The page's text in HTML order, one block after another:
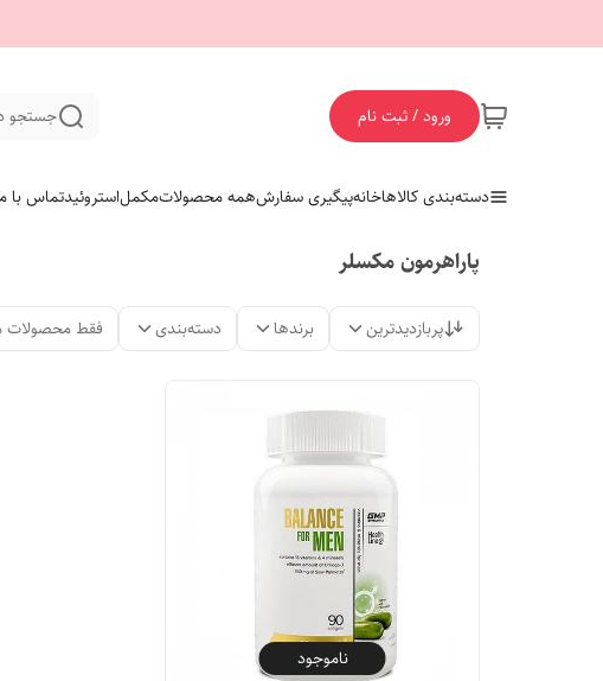
ورود / ثبت نام جستجو
دسته‌بندی کالاهاخانهپیگیری سفارشهمه محصولاتمکملاستروئیدتماس با
پاراهرمون مکسلر
پربازدیدترین برندها دسته‌بندی فقط محصولات
ناموجود